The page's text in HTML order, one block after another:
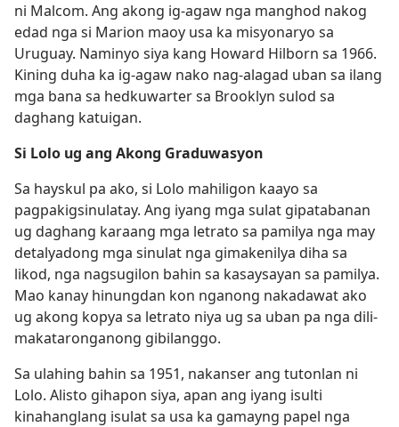
ni Malcom. Ang akong ig-agaw nga manghod nakog
edad nga si Marion maoy usa ka misyonaryo sa
Uruguay. Naminyo siya kang Howard Hilborn sa 1966.
Kining duha ka ig-agaw nako nag-alagad uban sa ilang
mga bana sa hedkuwarter sa Brooklyn sulod sa
daghang katuigan.
Si Lolo ug ang Akong Graduwasyon
Sa hayskul pa ako, si Lolo mahiligon kaayo sa
pagpakigsinulatay. Ang iyang mga sulat gipatabanan
ug daghang karaang mga letrato sa pamilya nga may
detalyadong mga sinulat nga gimakenilya diha sa
likod, nga nagsugilon bahin sa kasaysayan sa pamilya.
Mao kanay hinungdan kon nganong nakadawat ako
ug akong kopya sa letrato niya ug sa uban pa nga dili-
makataronganong gibilanggo.
Sa ulahing bahin sa 1951, nakanser ang tutonlan ni
Lolo. Alisto gihapon siya, apan ang iyang isulti
kinahanglang isulat sa usa ka gamayng papel nga